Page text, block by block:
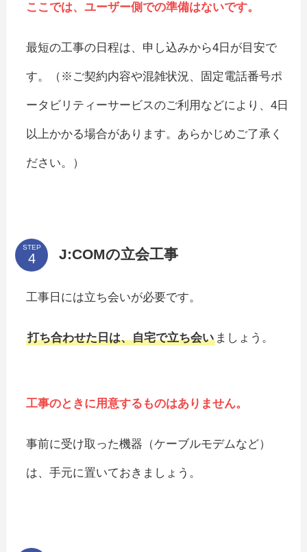
ここでは、ユーザー側での準備はないです。
最短の工事の日程は、申し込みから4日が目安で
す。（※ご契約内容や混雑状況、固定電話番号ポ
ータビリティーサービスのご利用などにより、4日
以上かかる場合があります。あらかじめご了承く
ださい。）
STEP J:COMの立会工事
工事日には立ち会いが必要です。
打ち合わせた日は、自宅で立ち会い ましょう。
工事のときに用意するものはありません。
事前に受け取った機器（ケーブルモデムなど）
は、手元に置いておきましょう。